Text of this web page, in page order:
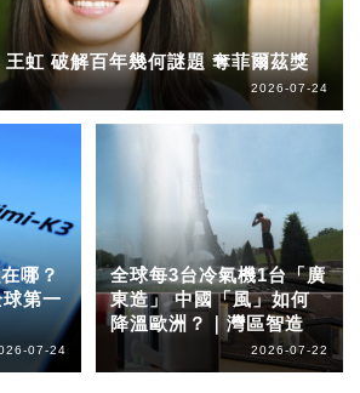
虹 破解百年幾何謎題 奪菲爾茲獎
2026-07-24
哪？
第一
07-24
全球每3台冷氣機1台「廣
東造」 中國「風」如何
降溫歐洲？｜灣區智造
2026-07-22